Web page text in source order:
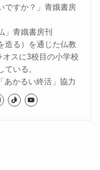
ですか？」青娥書房
」青娥書房刊
造る）を通じた仏教
スに3校目の小学校
ている。
あかるい終活」協力